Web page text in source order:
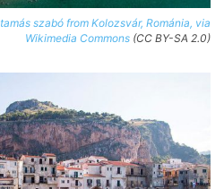
tamás szabó from Kolozsvár, Románia, via
Wikimedia Commons (CC BY-SA 2.0)